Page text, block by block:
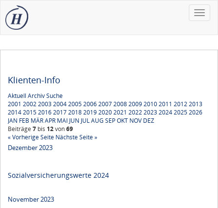
Toggle
Klienten-Info
Aktuell ArchivSuche
2001 2002200320042005200620072008200920102011 20122013
20142015201620172018201920202021 20222023202420252026
JAN FEB MÄRAPR MAI JUN JULAUG SEPOKT NOV DEZ
Beiträge 7 bis 12von69
« Vorherige Seite Nächste Seite »
Dezember 2023
Sozialversicherungswerte 2024
November 2023